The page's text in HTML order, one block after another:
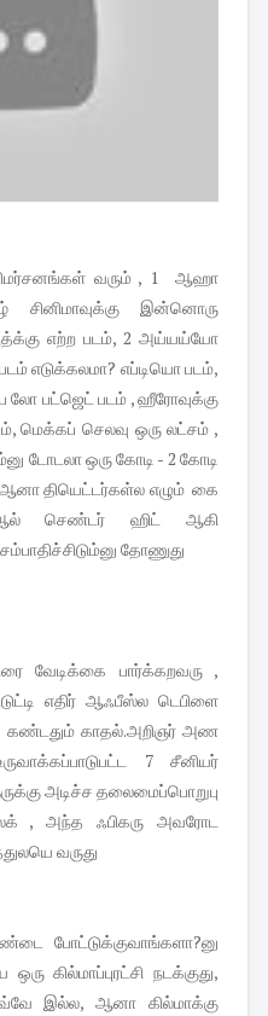
வரும் , 1 ஆஹா
இன்னொரு
எற்ற படம், 2 அய்யய்யோ
எடுக்கலமா? எப்டியொ படம்,
லோ பட்ஜெட் படம் , ஹீரோவுக்கு
மெக்கப் செலவு ஒரு லட்சம் ,
டோடலா ஒரு கோடி - 2 கோடி
, ஆனா தியெட்டர்கள்ல எழும் கை
ஆல் செண்டர் ஹிட் ஆகி
தோணுது
வேடிக்கை பார்க்கறவரு ,
எதிர் ஆஃபீஸ்ல டெபிளை
கண்டதும் காதல்.அறிஞர் அண
7 சீனியர்
அடிச்ச தலைமைப்பொறுபு
, அந்த ஃபிகரு அவரோட
வருது
போட்டுக்குவாங்களா?னு
கில்மாப்புரட்சி நடக்குது,
இல்ல, ஆனா கில்மாக்கு